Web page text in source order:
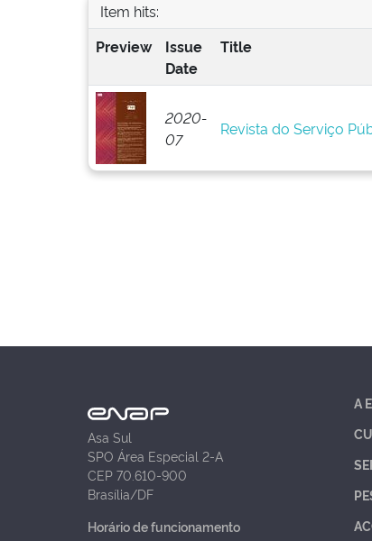
Item hits:
Preview
Issue
Date
Title
2020-
07
Revista do Serviço
Asa Sul
SPO Área Especial 2-A
CEP 70.610-900
Brasília/DF
Horário de funcionamento
A